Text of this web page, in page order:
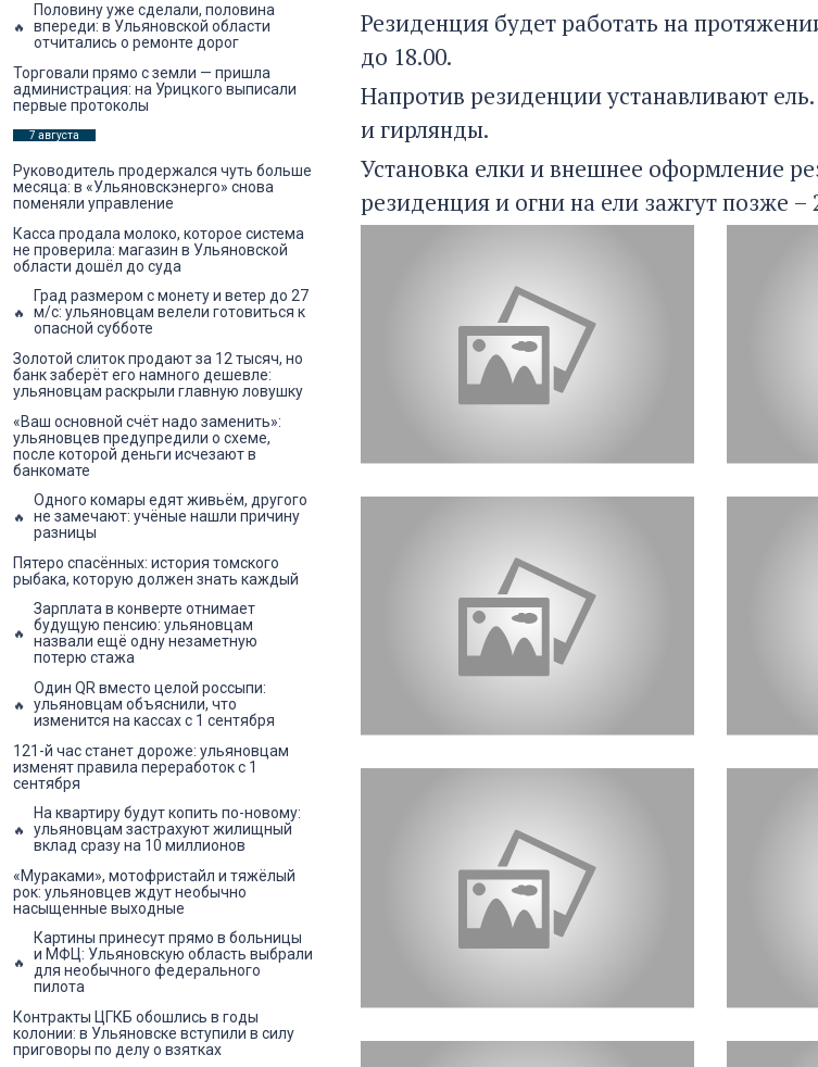
Резиденция будет работать на
до 18.00.
Напротив резиденции устанавливают
и гирлянды.
Установка елки и внешнее оформление
резиденция и огни на ели зажгут позже –
Половину уже сделали, половина
впереди: в Ульяновской области
отчитались о ремонте дорог
Торговали прямо с земли — пришла
администрация: на Урицкого выписали
первые протоколы
7 августа
Руководитель продержался чуть больше
месяца: в «Ульяновскэнерго» снова
поменяли управление
Касса продала молоко, которое система
не проверила: магазин в Ульяновской
области дошёл до суда
Град размером с монету и ветер до 27
м/с: ульяновцам велели готовиться к
опасной субботе
Золотой слиток продают за 12 тысяч, но
банк заберёт его намного дешевле:
ульяновцам раскрыли главную ловушку
«Ваш основной счёт надо заменить»:
ульяновцев предупредили о схеме,
после которой деньги исчезают в
банкомате
Одного комары едят живьём, другого
не замечают: учёные нашли причину
разницы
Пятеро спасённых: история томского
рыбака, которую должен знать каждый
Зарплата в конверте отнимает
будущую пенсию: ульяновцам
назвали ещё одну незаметную
потерю стажа
Один QR вместо целой россыпи:
ульяновцам объяснили, что
изменится на кассах с 1 сентября
121-й час станет дороже: ульяновцам
изменят правила переработок с 1
сентября
На квартиру будут копить по-новому:
ульяновцам застрахуют жилищный
вклад сразу на 10 миллионов
«Мураками», мотофристайл и тяжёлый
рок: ульяновцев ждут необычно
насыщенные выходные
Картины принесут прямо в больницы
и МФЦ: Ульяновскую область выбрали
для необычного федерального
пилота
Контракты ЦГКБ обошлись в годы
колонии: в Ульяновске вступили в силу
приговоры по делу о взятках